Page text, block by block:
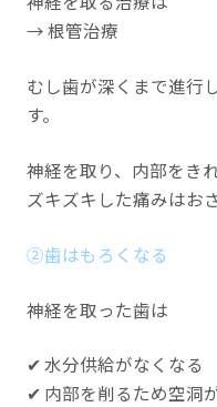
→ 根管治療
むし歯が深くまで進行
す。
神経を取り、内部をき
ズキズキした痛みはお
②歯はもろくなる
神経を取った歯は
✔ 水分供給がなくなる
✔ 内部を削るため空洞